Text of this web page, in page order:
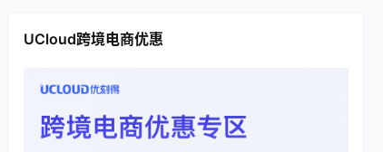
UCloud跨境电商优惠